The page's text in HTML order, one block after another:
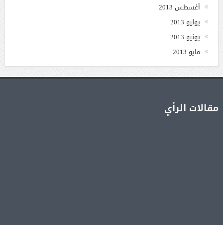
أغسطس 2013
يوليو 2013
يونيو 2013
مايو 2013
مقالات الرأي